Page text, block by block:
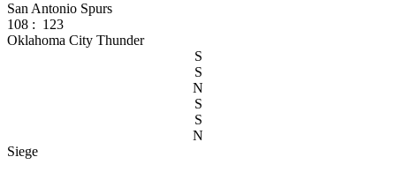
San Antonio Spurs
108 : 123
Oklahoma City Thunder
S
S
N
S
S
N
Siege